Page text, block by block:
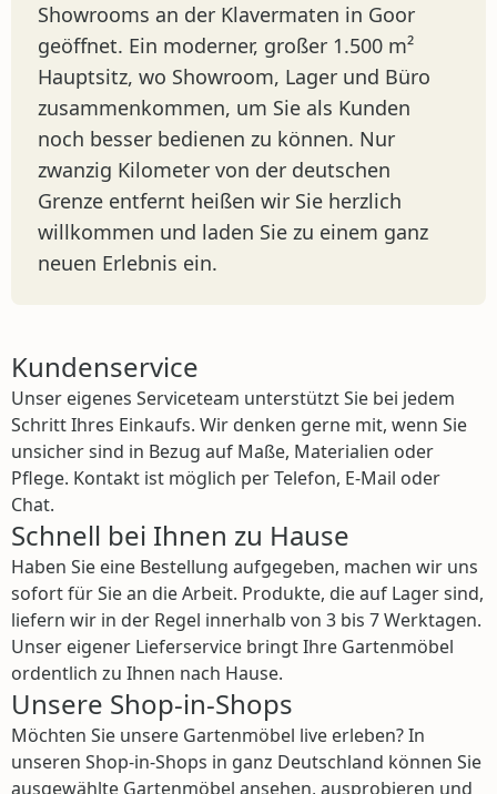
Showrooms an der Klavermaten in Goor
geöffnet. Ein moderner, großer 1.500 m²
Hauptsitz, wo Showroom, Lager und Büro
zusammenkommen, um Sie als Kunden
noch besser bedienen zu können. Nur
zwanzig Kilometer von der deutschen
Grenze entfernt heißen wir Sie herzlich
willkommen und laden Sie zu einem ganz
neuen Erlebnis ein.
Kundenservice
Unser eigenes Serviceteam unterstützt Sie bei jedem
Schritt Ihres Einkaufs. Wir denken gerne mit, wenn Sie
unsicher sind in Bezug auf Maße, Materialien oder
Pflege. Kontakt ist möglich per Telefon, E-Mail oder
Chat.
Schnell bei Ihnen zu Hause
Haben Sie eine Bestellung aufgegeben, machen wir uns
sofort für Sie an die Arbeit. Produkte, die auf Lager sind,
liefern wir in der Regel innerhalb von 3 bis 7 Werktagen.
Unser eigener Lieferservice bringt Ihre Gartenmöbel
ordentlich zu Ihnen nach Hause.
Unsere Shop-in-Shops
Möchten Sie unsere Gartenmöbel live erleben? In
unseren Shop-in-Shops in ganz Deutschland können Sie
ausgewählte Gartenmöbel ansehen, ausprobieren und